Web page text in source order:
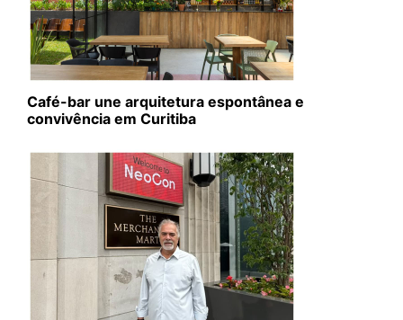
Café-bar une arquitetura espontânea e
convivência em Curitiba